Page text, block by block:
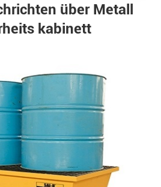
über Metall
kabinett